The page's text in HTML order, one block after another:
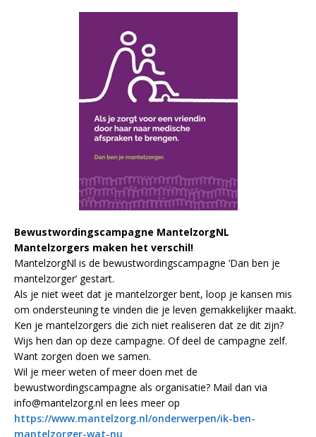
Bewustwordingscampagne MantelzorgNL
Mantelzorgers maken het verschil!
MantelzorgNl is de bewustwordingscampagne ‘Dan ben je
mantelzorger’ gestart.
Als je niet weet dat je mantelzorger bent, loop je kansen mis
om ondersteuning te vinden die je leven gemakkelijker maakt.
Ken je mantelzorgers die zich niet realiseren dat ze dit zijn?
Wijs hen dan op deze campagne. Of deel de campagne zelf.
Want zorgen doen we samen.
Wil je meer weten of meer doen met de
bewustwordingscampagne als organisatie? Mail dan via
info@mantelzorg.nl en lees meer op
https://www.mantelzorg.nl/onderwerpen/ik-ben-
mantelzorger-wat-nu